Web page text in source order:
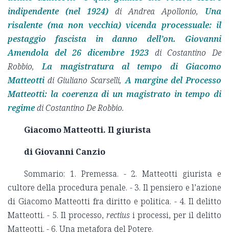
indipendente (nel 1924) di Andrea Apollonio, Una
risalente (ma non vecchia) vicenda processuale: il
pestaggio fascista in danno dell’on. Giovanni
Amendola del 26 dicembre 1923di Costantino De
Robbio,La magistratura al tempo di Giacomo
Matteotti di Giuliano Scarselli,A margine del Processo
Matteotti: la coerenza di un magistrato in tempo di
regimedi Costantino De Robbio.
Giacomo Matteotti. Il giurista
di Giovanni Canzio
Sommario: 1. Premessa. - 2. Matteotti giurista e
cultore della procedura penale. - 3. Il pensiero e l’azione
di Giacomo Matteotti fra diritto e politica. - 4. Il delitto
Matteotti. - 5. Il processo, rectius i processi, per il delitto
Matteotti. - 6. Una metafora del Potere.